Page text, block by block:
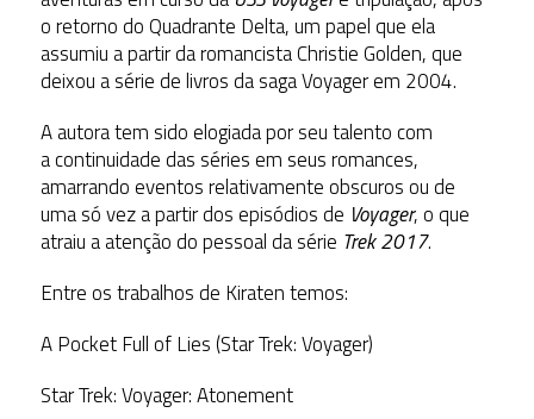
o retorno do Quadrante Delta, um papel que ela
assumiu a partir da romancista Christie Golden, que
deixou a série de livros da sagaVoyagerem 2004.
A autora tem sido elogiada por seu talento com
a continuidade das séries em seus romances,
amarrando eventos relativamente obscuros ou de
uma só vez a partir dos episódios de Voyager, o que
atraiu a atenção do pessoal da série Trek 2017.
Entre os trabalhos de Kiraten temos:
A Pocket Full of Lies (Star Trek: Voyager)
Star Trek: Voyager: Atonement